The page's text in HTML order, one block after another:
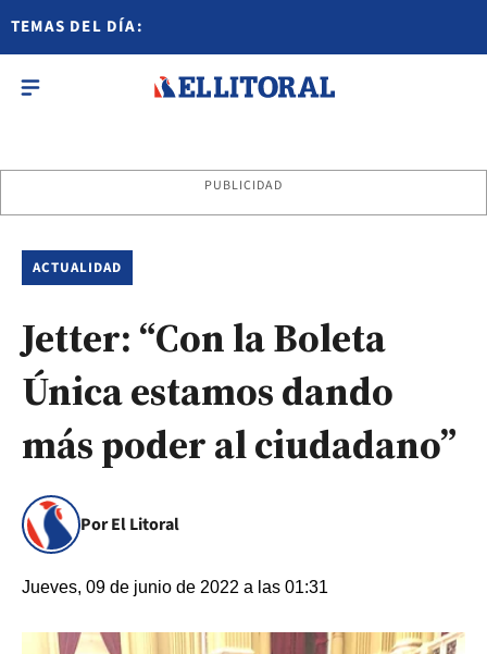
TEMAS DEL DÍA:
PUBLICIDAD
ACTUALIDAD
Jetter: “Con la Boleta
Única estamos dando
más poder al ciudadano”
Por El Litoral
Jueves, 09 de junio de 2022 a las 01:31